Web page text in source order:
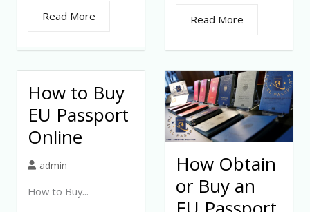
Read More Read More
How to Buy
EU Passport
Online
admin
How to Buy...
How Obtain
or Buy an